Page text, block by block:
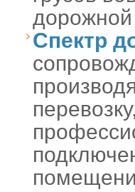
дорожной
Спектр